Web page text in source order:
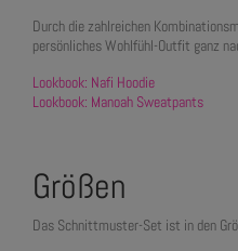
Durch die zahlreichen
persönliches Wohlfühl-Outfit ganz
Lookbook: Nafi Hoodie
Lookbook: Manoah Sweatpants
Größen
Das Schnittmuster-Set ist in den